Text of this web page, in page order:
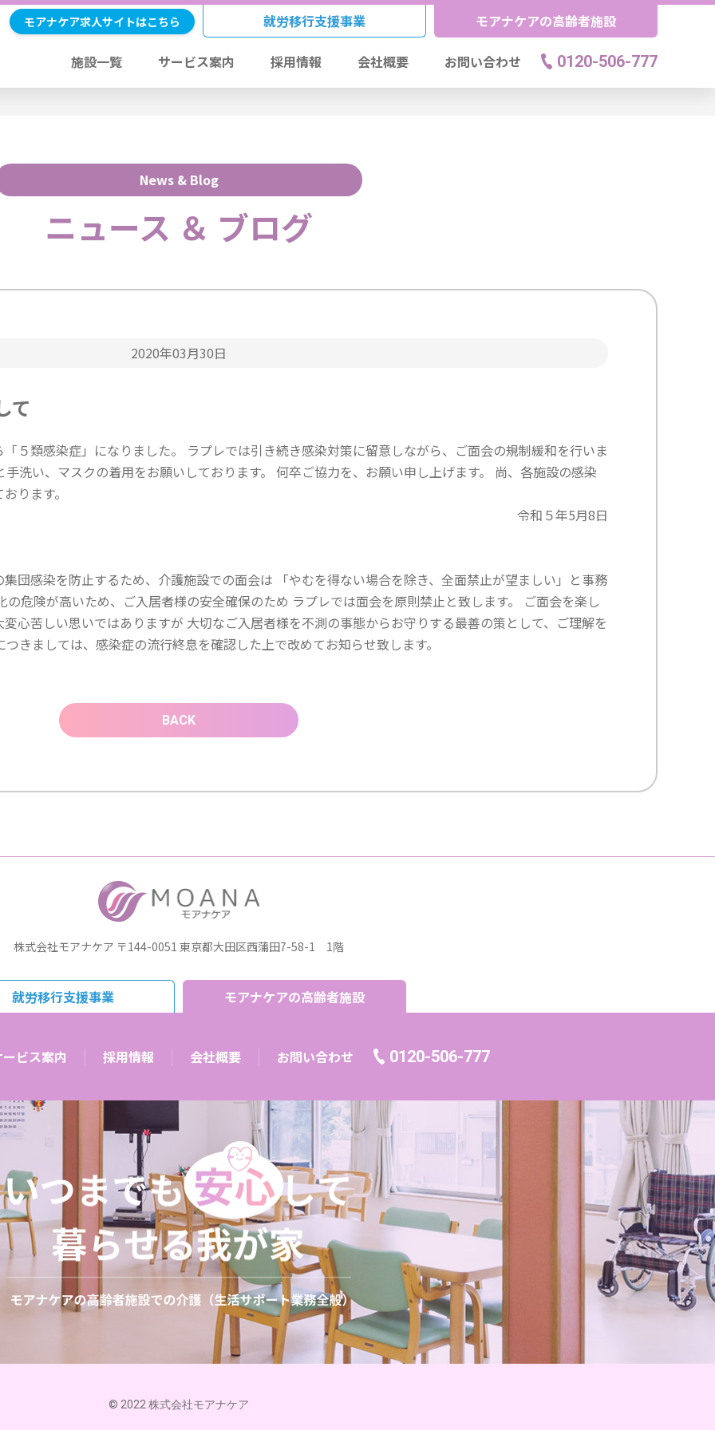
モアナケア求人サイトはこちら 就労移行支援事業 モアナケアの高齢者施設
施設一覧 サービス案内 採用情報 会社概要 お問い合わせ 0120-506-777
News & Blog
ニュース ＆ ブログ
2020年03月30日
て
５類感染症」になりました。 ラプレでは引き続き感染対策に留意しながら、ご面会の規制緩和を行いま
洗い、マスクの着用をお願いしております。 何卒ご協力を、お願い申し上げます。 尚、各施設の感染
ります。
令和５年5月8日
団感染を防止するため、介護施設での面会は 「やむを得ない場合を除き、全面禁止が望ましい」と事務
危険が高いため、ご入居者様の安全確保のため ラプレでは面会を原則禁止と致します。 ご面会を楽し
心苦しい思いではありますが 大切なご入居者様を不測の事態からお守りする最善の策として、ご理解を
きましては、感染症の流行終息を確認した上で改めてお知らせ致します。
BACK
株式会社モアナケア 〒144-0051 東京都大田区西蒲田7-58-1 1階
就労移行支援事業 モアナケアの高齢者施設
ビス案内 採用情報 会社概要 お問い合わせ 0120-506-777
© 2022 株式会社モアナケア